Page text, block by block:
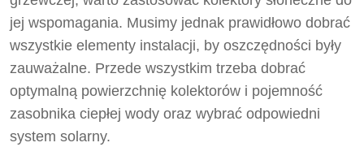
jej wspomagania. Musimy jednak prawidłowo dobrać
wszystkie elementy instalacji, by oszczędności były
zauważalne. Przede wszystkim trzeba dobrać
optymalną powierzchnię kolektorów i pojemność
zasobnika ciepłej wody oraz wybrać odpowiedni
system solarny.